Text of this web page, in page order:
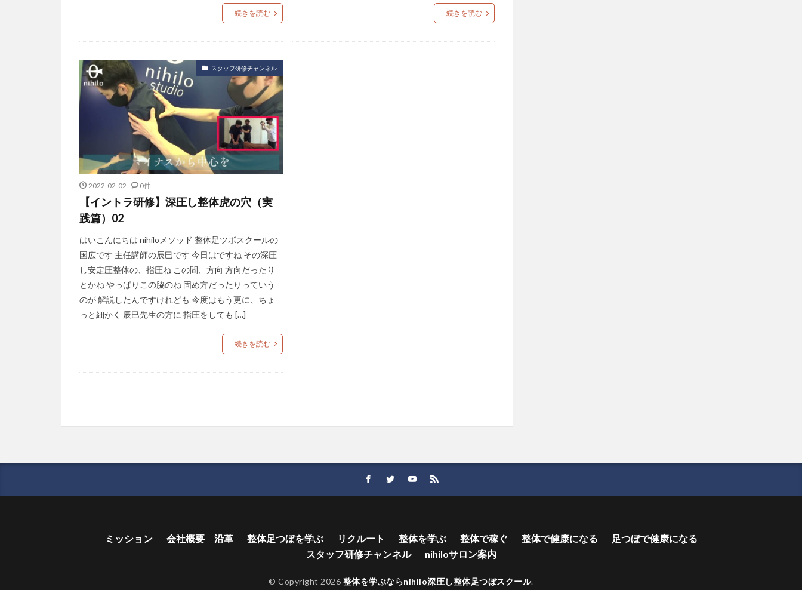
続きを読む 続きを読む
スタッフ研修チャンネル
2022-02-02 0件
【イントラ研修】深圧し整体虎の穴（実
践篇）02
はいこんにちは nihiloメソッド 整体足ツボスクールの
国広です 主任講師の辰巳です 今日はですね その深圧
し安定圧整体の、指圧ね この間、方向 方向だったり
とかね やっぱりこの脇のね 固め方だったりっていう
のが 解説したんですけれども 今度はもう更に、ちょ
っと細かく 辰巳先生の方に 指圧をしても […]
続きを読む
ミッション 会社概要 沿革 整体足つぼを学ぶ リクルート 整体を学ぶ 整体で稼ぐ 整体で健康になる
足つぼで健康になる
スタッフ研修チャンネル
nihiloサロン案内
© Copyright 2026 整体を学ぶならnihilo深圧し整体足つぼスクール.